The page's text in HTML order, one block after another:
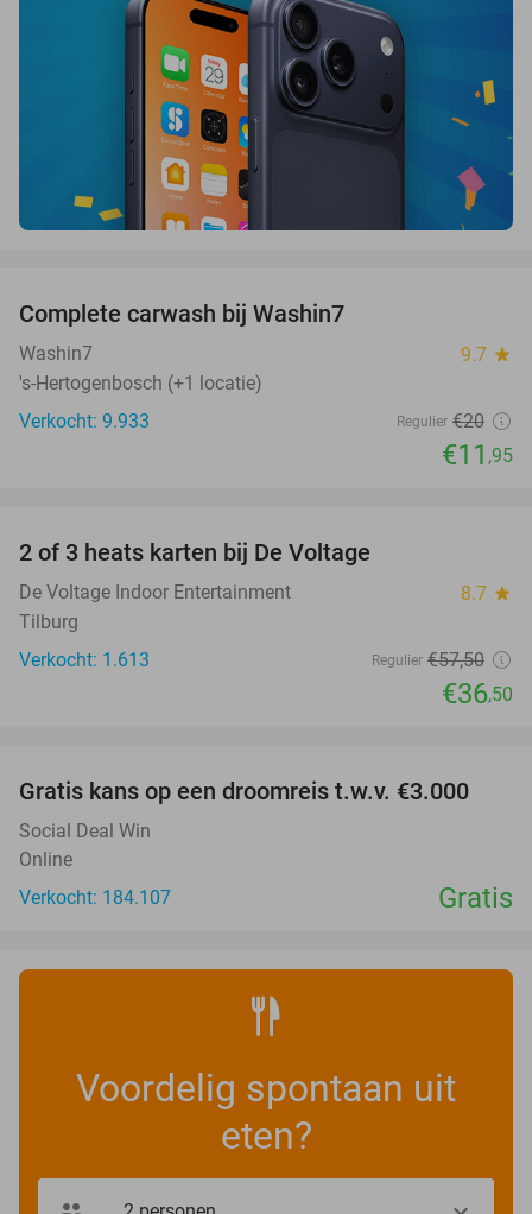
Complete carwash bij Washin7
Washin7 9.7 star
's-Hertogenbosch (+1 locatie)
Verkocht: 9.933
Regulier €20
€11 ,95
2 of 3 heats karten bij De Voltage
De Voltage Indoor Entertainment 8.7 star
Tilburg
Verkocht: 1.613
Regulier €57,50
€36,50
Gratis kans op een droomreis t.w.v. €3.000
Social Deal Win
Online
Verkocht: 184.107
Gratis
Voordelig spontaan uit
eten?